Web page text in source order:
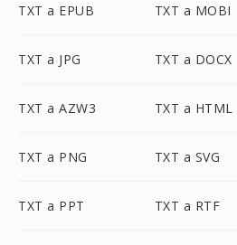
TXT a EPUB TXT a MOBI
TXT a JPG TXT a DOCX
TXT a AZW3 TXT a HTML
TXT a PNG TXT a SVG
TXT a PPT TXT a RTF